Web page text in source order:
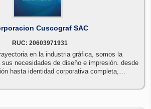
Cuscograf SAC
RUC: 20603971931
en la industria gráfica, somos la
necesidades de diseño e impresión. desde
hasta identidad corporativa completa,
compromiso con la innovación nos